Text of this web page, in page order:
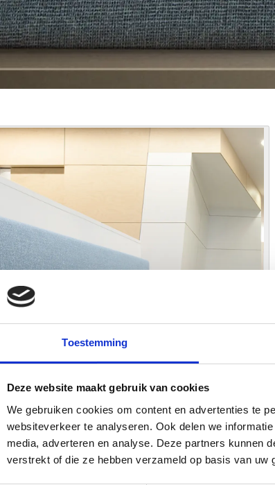
Toestemming
Deze website maakt gebruik van cookies
We gebruiken cookies om content en advertenties te
websiteverkeer te analyseren. Ook delen we
media, adverteren en analyse. Deze partners kunnen
verstrekt of die ze hebben verzameld op basis van uw